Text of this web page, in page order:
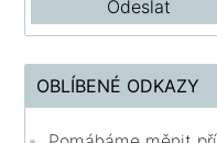
OBLÍBENÉ ODKAZY